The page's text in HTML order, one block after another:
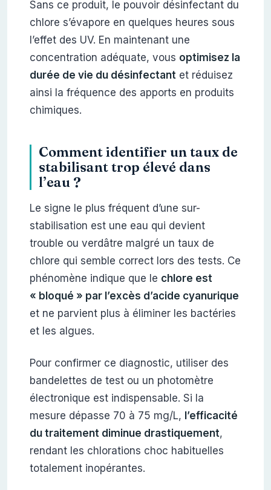
Sans ce produit, le pouvoir désinfectant du
chlore s’évapore en quelques heures sous
l’effet des UV. En maintenant une
concentration adéquate, vous optimisez la
durée de vie du désinfectantet réduisez
ainsi la fréquence des apports en produits
chimiques.
Comment identifier un taux de
stabilisant trop élevé dans
l’eau ?
Le signe le plus fréquent d’une sur-
stabilisation est une eau qui devient
trouble ou verdâtre malgré un taux de
chlore qui semble correct lors des tests. Ce
phénomène indique que le chlore est
« bloqué » par l’excès d’acide cyanurique
et ne parvient plus à éliminer les bactéries
et les algues.
Pour confirmer ce diagnostic, utiliser des
bandelettes de test ou un photomètre
électronique est indispensable. Si la
mesure dépasse 70 à 75 mg/L, l’efficacité
du traitement diminue drastiquement,
rendant les chlorations choc habituelles
totalement inopérantes.